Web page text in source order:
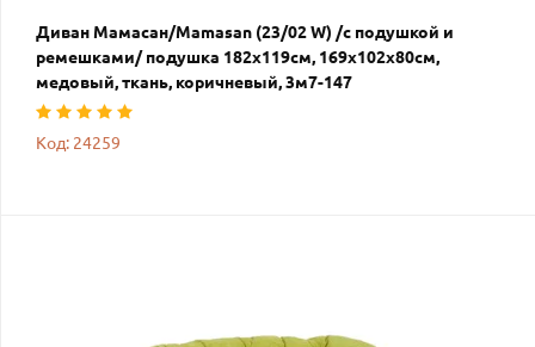
Диван Мамасан/Mamasan (23/02 W) /с подушкой и
ремешками/ подушка 182х119см, 169х102х80см,
медовый, ткань, коричневый, 3м7-147
Код: 24259